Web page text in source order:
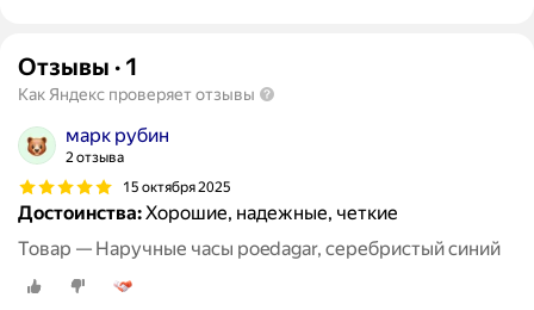
Отзывы · 1
Как Яндекс проверяет отзывы
марк рубин
2 отзыва
15 октября 2025
Достоинства:Хорошие, надежные, четкие
Товар — Наручные часы poedagar, серебристый синий